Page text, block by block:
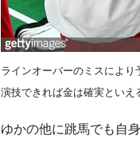
ラインオーバーのミスによ
演技できれば金は確実といえ
ゆかの他に跳馬でも自